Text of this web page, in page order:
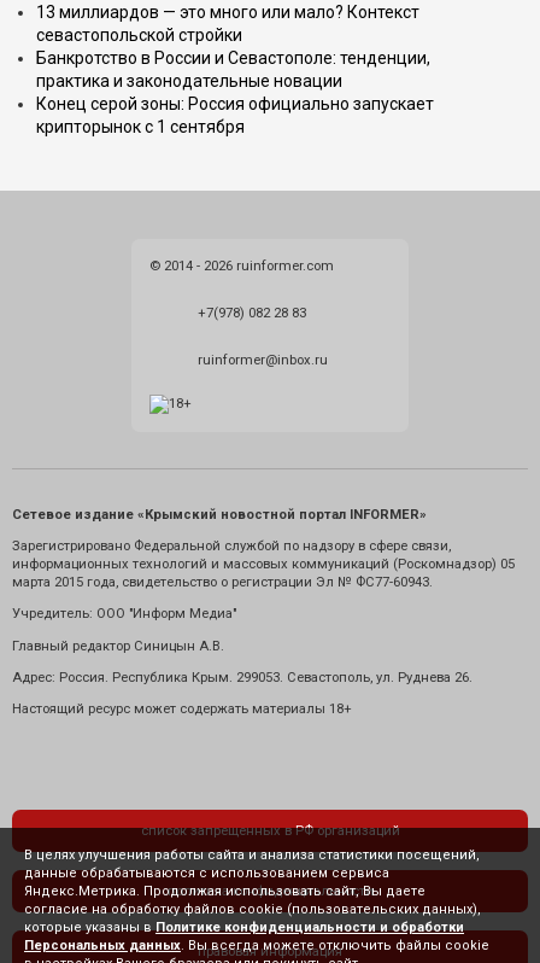
13 миллиардов — это много или мало? Контекст
севастопольской стройки
Банкротство в России и Севастополе: тенденции,
практика и законодательные новации
Конец серой зоны: Россия официально запускает
крипторынок с 1 сентября
© 2014 - 2026 ruinformer.com
+7(978) 082 28 83
ruinformer@inbox.ru
Сетевое издание «Крымский новостной портал INFORMER»
Зарегистрировано Федеральной службой по надзору в сфере связи,
информационных технологий и массовых коммуникаций (Роскомнадзор) 05
марта 2015 года, свидетельство о регистрации Эл № ФС77-60943.
Учредитель: ООО "Информ Медиа"
Главный редактор Синицын А.В.
Адрес: Россия. Республика Крым. 299053. Севастополь, ул. Руднева 26.
Настоящий ресурс может содержать материалы 18+
список запрещенных в РФ организаций
политика конфиденциальности
правовая информация
В целях улучшения работы сайта и анализа статистики посещений,
данные обрабатываются с использованием сервиса
Яндекс.Метрика. Продолжая использовать сайт, Вы даете
согласие на обработку файлов cookie (пользовательских данных),
которые указаны в Политике конфиденциальности и обработки
Персональных данных . Вы всегда можете отключить файлы cookie